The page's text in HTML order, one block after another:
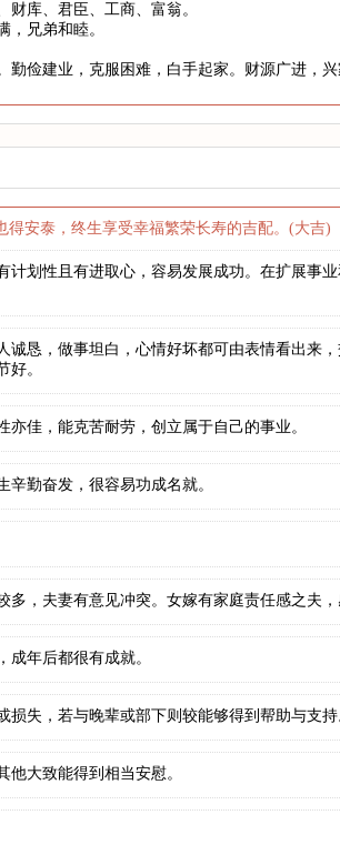
库、君臣、工商、富翁。
，兄弟和睦。
勤俭建业，克服困难，白手起家。财源广进，
安泰，终生享受幸福繁荣长寿的吉配。(大吉)
计划性且有进取心，容易发展成功。在扩展事
诚恳，做事坦白，心情好坏都可由表情看出来
好。
佳，能克苦耐劳，创立属于自己的事业。
勤奋发，很容易功成名就。
多，夫妻有意见冲突。女嫁有家庭责任感之夫，
成年后都很有成就。
失，若与晚辈或部下则较能够得到帮助与支持
大致能得到相当安慰。